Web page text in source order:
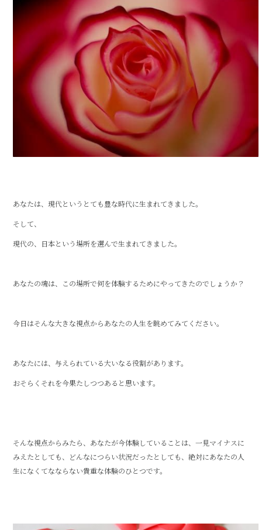
あなたは、現代というとても豊な時代に生まれてきました。
そして、
現代の、日本という場所を選んで生まれてきました。
あなたの魂は、この場所で何を体験するためにやってきたのでしょうか？
今日はそんな大きな視点からあなたの人生を眺めてみてください。
あなたには、与えられている大いなる役割があります。
おそらくそれを今果たしつつあると思います。
そんな視点からみたら、あなたが今体験していることは、一見マイナスに
みえたとしても、どんなにつらい状況だったとしても、絶対にあなたの人
生になくてなならない貴重な体験のひとつです。